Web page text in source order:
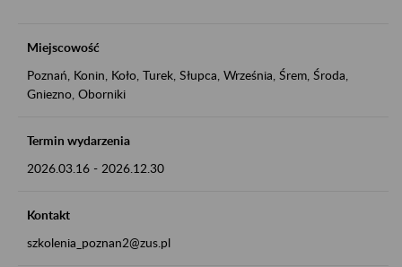
Miejscowość
Poznań, Konin, Koło, Turek, Słupca, Września, Śrem, Środa,
Gniezno, Oborniki
Termin wydarzenia
2026.03.16 - 2026.12.30
Kontakt
szkolenia_poznan2@zus.pl